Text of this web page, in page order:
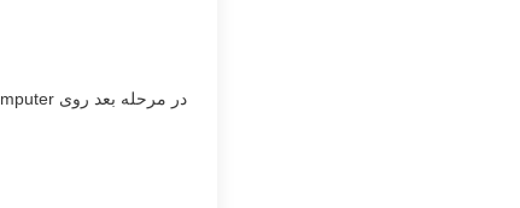
در مرحله بعد روی Repair Your Computer کلیک کنید.